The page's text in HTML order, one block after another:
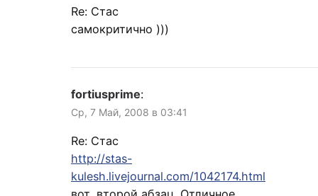
Re: Стас
самокритично )))
fortiusprime:
Ср, 7 Май, 2008 в 03:41
Re: Стас
http://stas-
kulesh.livejournal.com/1042174.html